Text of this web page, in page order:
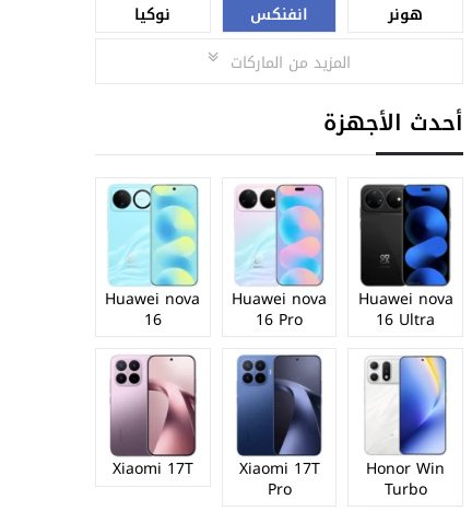
هونر
انفنكس
نوكيا
المزيد من الماركات
أحدث الأجهزة
Huawei nova
16 Ultra
Huawei nova
16 Pro
Huawei nova
16
Honor Win
Turbo
Xiaomi 17T
Pro
Xiaomi 17T